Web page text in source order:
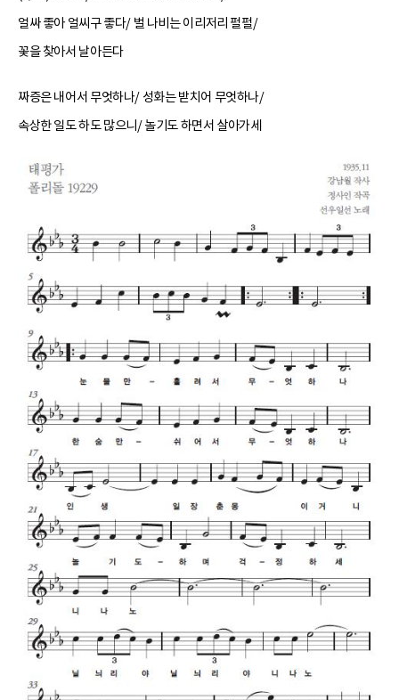
얼싸 좋아 얼씨구 좋다/ 벌 나비는 이리저리 펄펄/
꽃을 찾아서 날아든다
짜증은 내어서 무엇하나/ 성화는 받치어 무엇하나/
속상한 일도 하도 많으니/ 놀기도 하면서 살아가세